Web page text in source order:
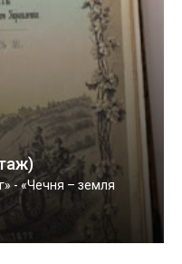
- «Чечня – земля